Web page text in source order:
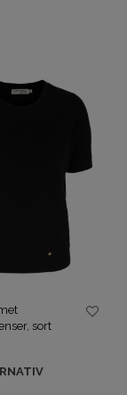
sort